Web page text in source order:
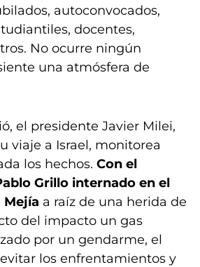
autoconvocados,
docentes,
No ocurre ningún
una atmósfera de
el presidente Javier Milei,
viaje a Israel, monitorea
los hechos. Con el
Grillo internado en el
Mejía a raíz de una herida de
del impacto un gas
por un gendarme, el
los enfrentamientos y